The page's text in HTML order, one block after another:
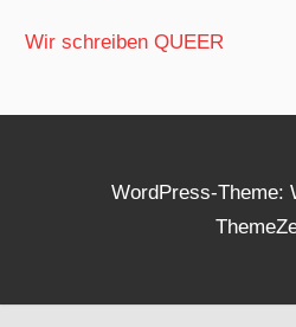
Wir schreiben QUEER
WordPress-Theme: